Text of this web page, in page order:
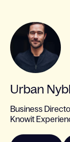
Urban
Business
Knowit